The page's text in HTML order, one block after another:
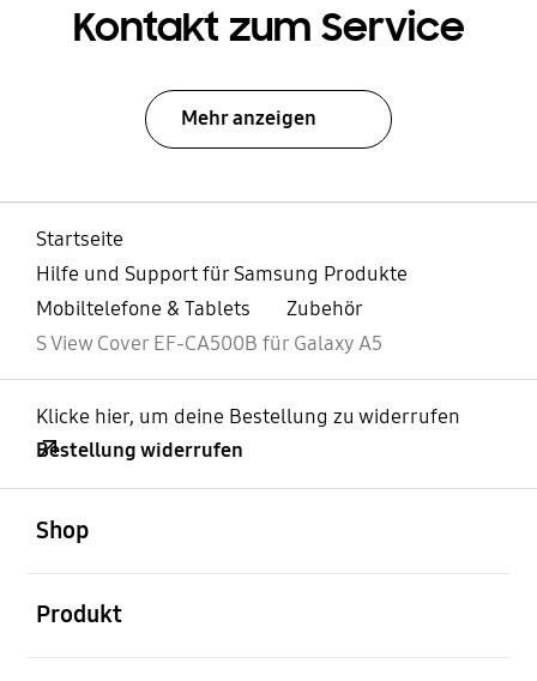
Kontakt zum Service
Mehr anzeigen
Startseite
Hilfe und Support für Samsung Produkte
Mobiltelefone & Tablets
Zubehör
S View Cover EF-CA500B für Galaxy A5
Klicke hier, um deine Bestellung zu widerrufen
Bestellung widerrufen
Shop
Produkt